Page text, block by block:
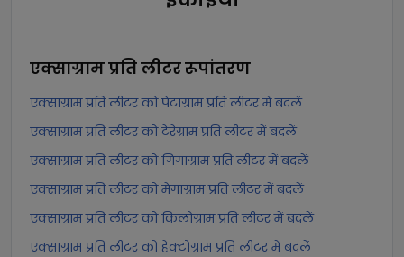
एक्साग्राम प्रति लीटररूपांतरण
एक्साग्राम प्रति लीटर को पेटाग्राम प्रति लीटर में बदलें
एक्साग्राम प्रति लीटर को टेरेग्राम प्रति लीटर में बदलें
एक्साग्राम प्रति लीटर को गिगाग्राम प्रति लीटर में बदलें
एक्साग्राम प्रति लीटर को मेगाग्राम प्रति लीटर में बदलें
एक्साग्राम प्रति लीटर को किलोग्राम प्रति लीटर में बदलें
एक्साग्राम प्रति लीटर को हेक्टोग्राम प्रति लीटर में बदलें